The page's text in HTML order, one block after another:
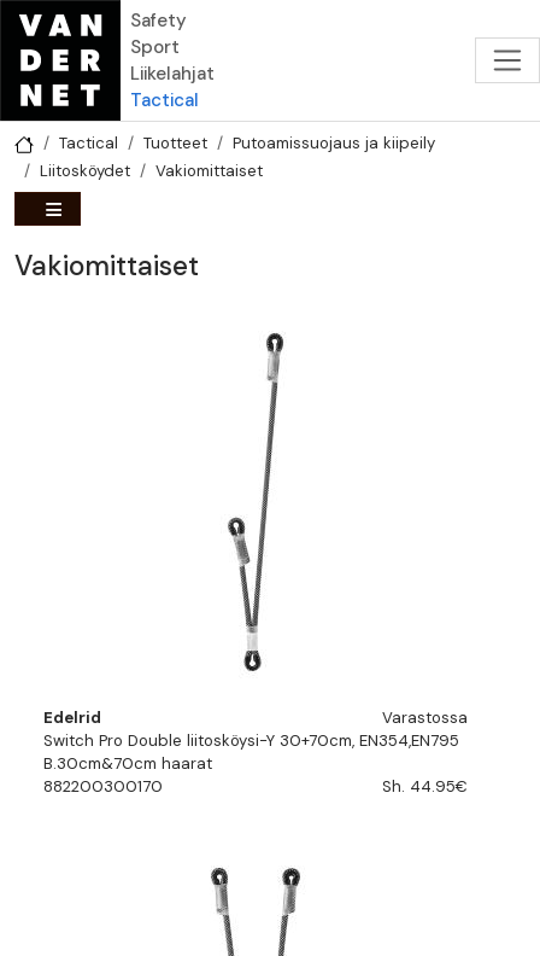
Hyppää pääsisältöön
Safety
Sport
Liikelahjat
Tactical
Tactical Tuotteet
Putoamissuojaus ja kiipeily
Liitosköydet
Vakiomittaiset
Vakiomittaiset
Edelrid
Varastossa
Switch Pro Double liitosköysi-Y 30+70cm, EN354,EN795
B.30cm&70cm haarat
882200300170
Sh. 44.95€